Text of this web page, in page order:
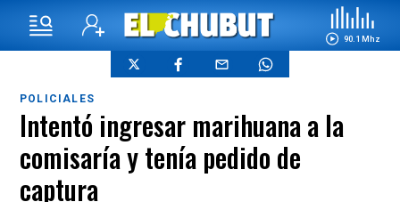
90.1 Mhz
POLICIALES
Intentó ingresar marihuana a la
comisaría y tenía pedido de
captura